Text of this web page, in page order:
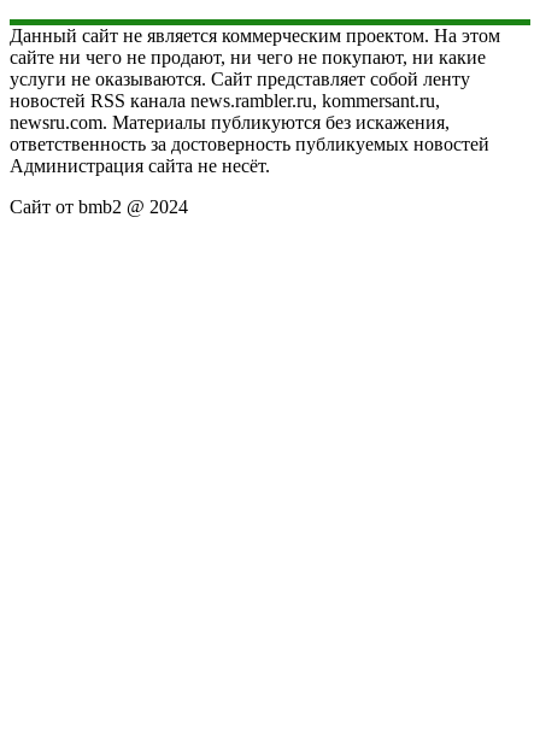
Данный сайт не является коммерческим проектом. На этом
сайте ни чего не продают, ни чего не покупают, ни какие
услуги не оказываются. Сайт представляет собой ленту
новостей RSS канала news.rambler.ru, kommersant.ru,
newsru.com. Материалы публикуются без искажения,
ответственность за достоверность публикуемых новостей
Администрация сайта не несёт.
Сайт от bmb2 @ 2024